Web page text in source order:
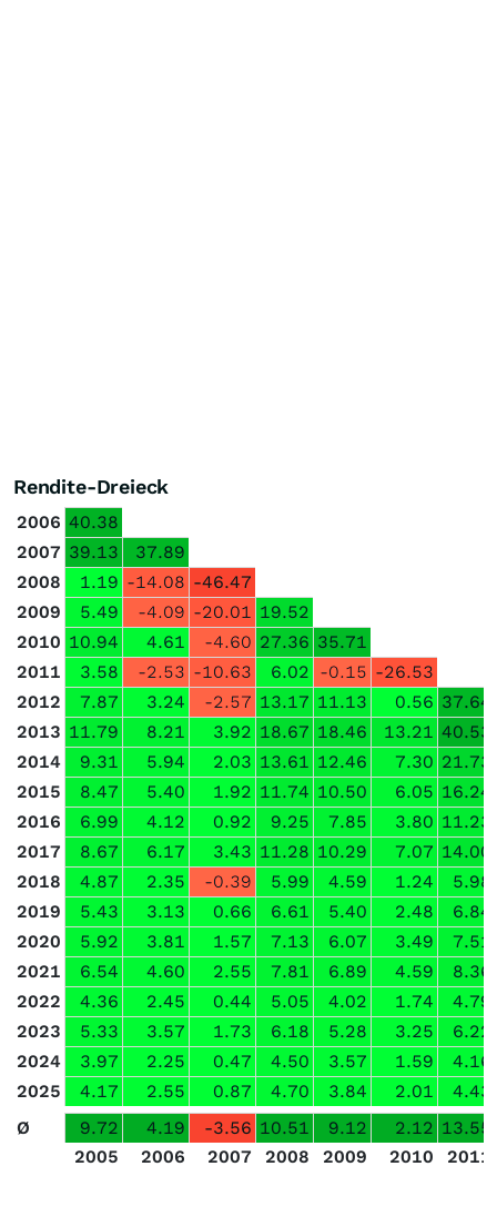
Rendite-Dreieck
2006 40.38
2007 39.13
37.89
2008
1.19 -14.08 -46.47
2009
5.49 -4.09 -20.01 19.52
2010 10.94 4.61 -4.60 27.36 35.71
2011
3.58 -2.53 -10.63 6.02 -0.15 -26.53
2012
7.87 3.24 -2.57 13.17 11.13 0.56 37.64
2013 11.79 8.21 3.92 18.67 18.46 13.21 40.53
2014
9.31 5.94 2.03 13.61 12.46 7.30 21.73
2015
8.47 5.40 1.92 11.74 10.50 6.05 16.24
2016
6.99 4.12 0.92 9.25 7.85 3.80 11.23
2017
8.67 6.17 3.43 11.28 10.29 7.07 14.00
2018
4.87 2.35 -0.39 5.99 4.59 1.24
5.98
2019
5.43 3.13 0.66 6.61 5.40 2.48
6.84
2020
5.92 3.81 1.57 7.13 6.07 3.49
7.51
2021
6.54 4.60 2.55 7.81 6.89 4.59
8.36
2022
4.36 2.45 0.44 5.05 4.02 1.74
4.79
2023
5.33 3.57 1.73 6.18 5.28 3.25
6.22
2024
3.97 2.25 0.47 4.50 3.57 1.59
4.16
2025
4.17 2.55 0.87 4.70 3.84 2.01
4.43
Ø
9.72 4.19 -3.56 10.51 9.12 2.12 13.55
2005
2006 2007 2008 2009 2010 2011